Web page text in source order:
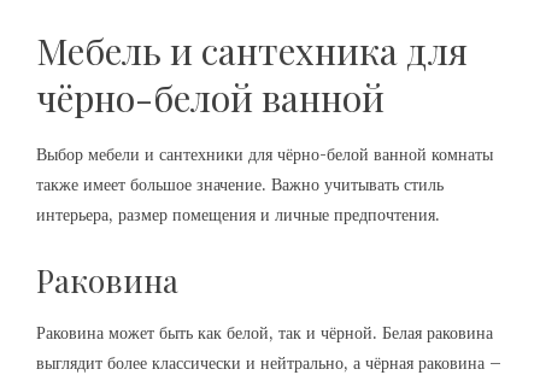
Мебель и сантехника для
чёрно-белой ванной
Выбор мебели и сантехники для чёрно-белой ванной комнаты
также имеет большое значение. Важно учитывать стиль
интерьера, размер помещения и личные предпочтения.
Раковина
Раковина может быть как белой, так и чёрной. Белая раковина
выглядит более классически и нейтрально, а чёрная раковина –